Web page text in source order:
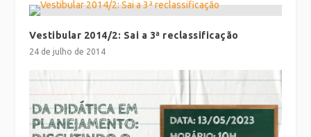
Vestibular 2014/2: Sai a 3ª reclassificação
24 de julho de 2014